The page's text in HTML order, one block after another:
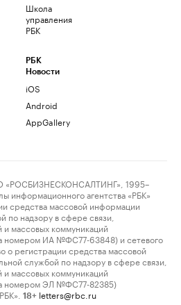
Школа
управления
РБК
РБК
Новости
iOS
Android
AppGallery
1995–
информационного агентства «РБК»
средства массовой информации
по надзору в сфере связи,
массовых коммуникаций
номером ИА №ФС77-63848) и сетевого
о регистрации средства массовой
службой по надзору в сфере связи,
массовых коммуникаций
номером ЭЛ №ФС77-82385)
18+ letters@rbc.ru